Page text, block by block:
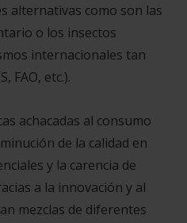
alternativas como son las
o los insectos
internacionales tan
FAO, etc.).
achacadas al consumo
de la calidad en
y la carencia de
a la innovación y al
mezclas de diferentes